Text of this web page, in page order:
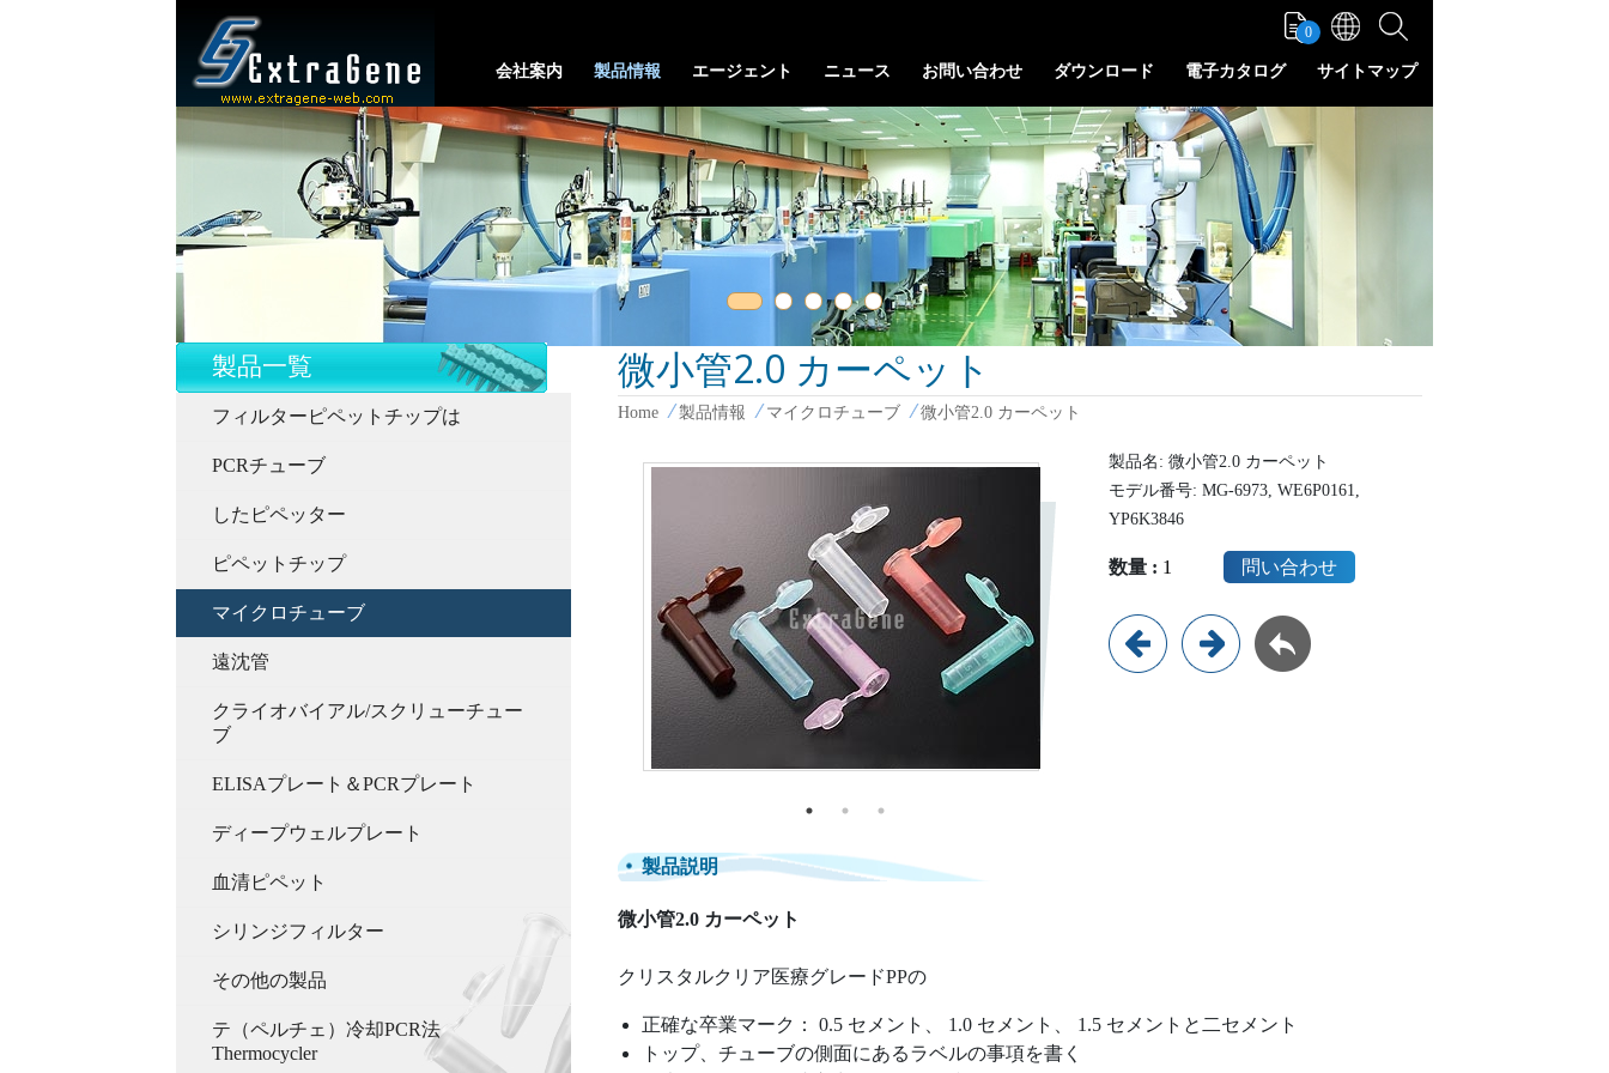
会社案内 製品情報 エージェント ニュース お問い合わせ ダウンロード 電子カタログ サイトマップ
0
製品一覧
フィルターピペットチップは
PCRチューブ
したピペッター
ピペットチップ
マイクロチューブ
遠沈管
クライオバイアル/スクリューチュー
ブ
ELISAプレート＆PCRプレート
ディープウェルプレート
血清ピペット
シリンジフィルター
その他の製品
テ（ペルチェ）冷却PCR法
Thermocycler
微小管2.0 カーペット
Home 製品情報 マイクロチューブ 微小管2.0 カーペット
製品名: 微小管2.0 カーペット
モデル番号: MG-6973, WE6P0161,
YP6K3846
数量 : 問い合わせ
製品説明
微小管2.0 カーペット
クリスタルクリア医療グレードPPの
正確な卒業マーク： 0.5 セメント、 1.0 セメント、 1.5 セメントと二セメント
トップ、チューブの側面にあるラベルの事項を書く